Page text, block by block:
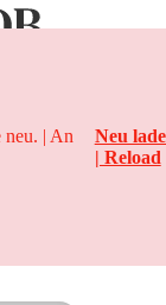
neu. | An
Neu
| Reload